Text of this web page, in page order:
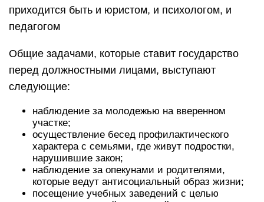
приходится быть и юристом, и психологом, и
педагогом
Общие задачами, которые ставит государство
перед должностными лицами, выступают
следующие:
наблюдение за молодежью на вверенном
участке;
осуществление бесед профилактического
характера с семьями, где живут подростки,
нарушившие закон;
наблюдение за опекунами и родителями,
которые ведут антисоциальный образ жизни;
посещение учебных заведений с целью